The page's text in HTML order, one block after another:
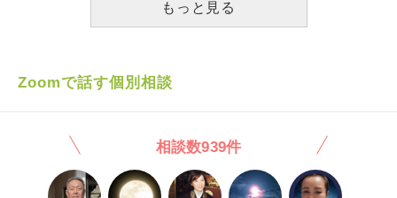
す。 普通に生きたいのです。不幸も幸運もひっくるめて。
れません。 悪口言っただけでお金が土地が食材が手に入る
時代なのでしょうか？ 何か生きるヒントがあれば、教えて
だいたものの、苦痛を与えている自覚がなく、反省もありま
やトラブルを起こしています。本人は自営業の実家に雇用し
てもらい、あまり収入はないようです。 本人を昔から知る
人は、普通ではないと言います。話では、クレーマーでもあ
もっと見る
Zoomで話す個別相談
相談数939件